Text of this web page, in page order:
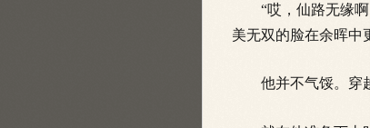
“哎，仙路无缘啊
美无双的脸在余晖中
他并不气馁。穿越